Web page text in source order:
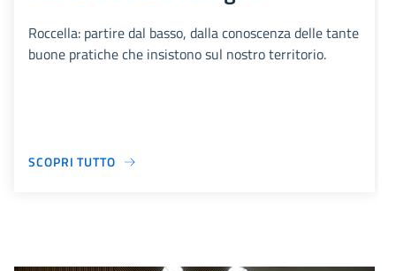
Roccella: partire dal basso, dalla conoscenza delle tante
buone pratiche che insistono sul nostro territorio.
SCOPRI TUTTO